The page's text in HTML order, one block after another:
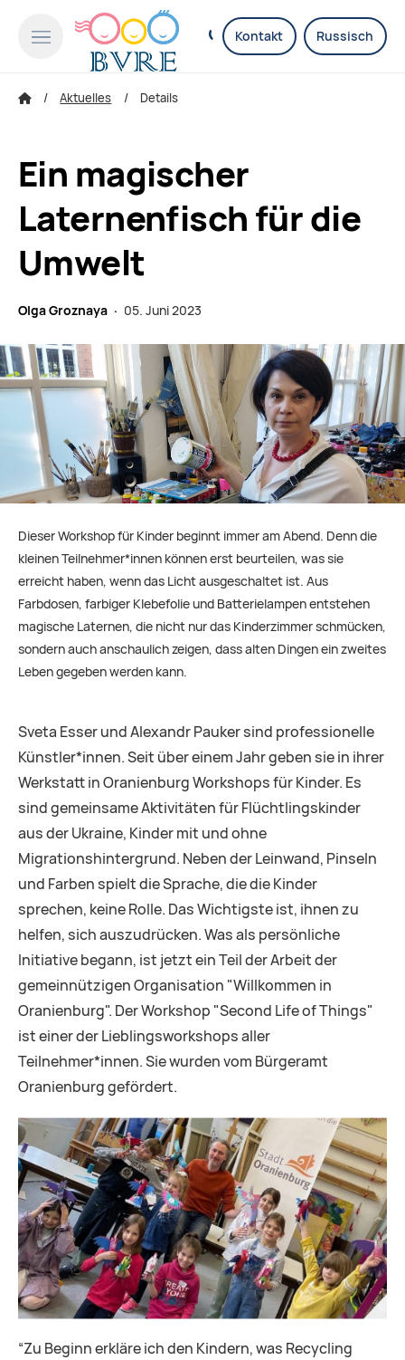
Kontakt Russisch
Aktuelles Details
Ein magischer
Laternenfisch für die
Umwelt
Olga Groznaya · 05. Juni 2023
Dieser Workshop für Kinder beginnt immer am Abend. Denn die
kleinen Teilnehmer*innen können erst beurteilen, was sie
erreicht haben, wenn das Licht ausgeschaltet ist. Aus
Farbdosen, farbiger Klebefolie und Batterielampen entstehen
magische Laternen, die nicht nur das Kinderzimmer schmücken,
sondern auch anschaulich zeigen, dass alten Dingen ein zweites
Leben gegeben werden kann.
Sveta Esser und Alexandr Pauker sind professionelle
Künstler*innen. Seit über einem Jahr geben sie in ihrer
Werkstatt in Oranienburg Workshops für Kinder. Es
sind gemeinsame Aktivitäten für Flüchtlingskinder
aus der Ukraine, Kinder mit und ohne
Migrationshintergrund. Neben der Leinwand, Pinseln
und Farben spielt die Sprache, die die Kinder
sprechen, keine Rolle. Das Wichtigste ist, ihnen zu
helfen, sich auszudrücken. Was als persönliche
Initiative begann, ist jetzt ein Teil der Arbeit der
gemeinnützigen Organisation "Willkommen in
Oranienburg". Der Workshop "Second Life of Things"
ist einer der Lieblingsworkshops aller
Teilnehmer*innen. Sie wurden vom Bürgeramt
Oranienburg gefördert.
“Zu Beginn erkläre ich den Kindern, was Recycling